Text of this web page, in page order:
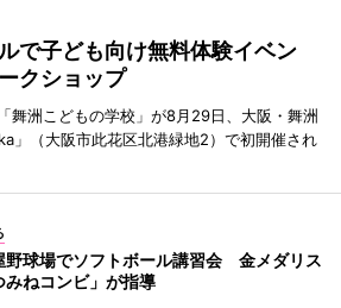
で子ども向け無料体験イベン
クショップ
舞洲こどもの学校」が8月29日、大阪・舞洲
」（大阪市此花区北港緑地2）で初開催され
野球場でソフトボール講習会 金メダリス
みねコンビ」が指導